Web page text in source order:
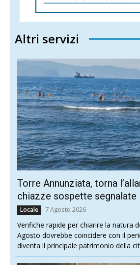
Altri servizi
Torre Annunziata, torna
chiazze sospette segnalate
Locale 7 Agosto 2026
Verifiche rapide per chiarire la natura
Agosto dovrebbe coincidere con il
diventa il principale patrimonio della